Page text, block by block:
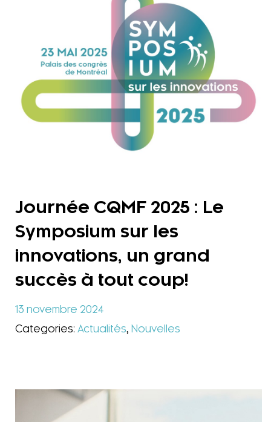
Journée CQMF 2025 : Le
Symposium sur les
innovations, un grand
succès à tout coup!
13 novembre 2024
Categories: Actualités Nouvelles